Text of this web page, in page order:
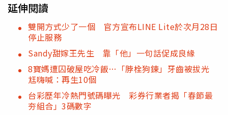
延伸閱讀
雙開方式少了一個 官方宣布LINE Lite於次月28日
停止服務
Sandy甜嫁王先生 靠「他」一句話促成良緣
8寶媽遭囚破屋吃冷飯…「脖栓狗鍊」牙齒被拔光
尪嗨喊：再生10個
台彩歷年冷熱門號碼曝光 彩券行業者揭「春節最
夯組合」3碼數字